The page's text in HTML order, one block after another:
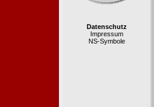
Datenschutz
Impressum
NS-Symbole